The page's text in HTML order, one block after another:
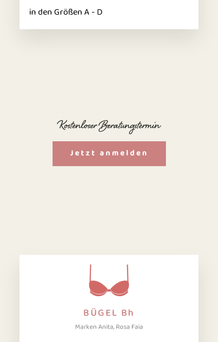
in den Größen A - D
Kostenloser Beratungstermin
Jetzt anmelden
BÜGEL Bh
Marken Anita, Rosa Faia